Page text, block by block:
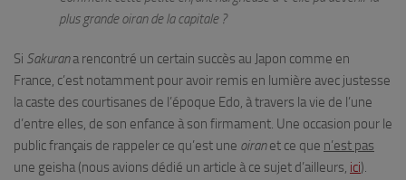
plus grandeoirande la capitale ?
Si Sakurana rencontré un certain succès au Japon comme en
France, c’est notamment pour avoir remis en lumière avec justesse
la caste des courtisanes de l’époque Edo, à travers la vie de l’une
d’entre elles, de son enfance à son firmament. Une occasion pour le
public français de rappeler ce qu’est une oiranet ce que n’est pas
une geisha (nous avions dédié un article à ce sujet d’ailleurs, ici).